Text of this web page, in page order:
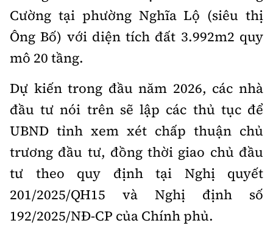
Cường tại phường Nghĩa Lộ (siêu thị
Ông Bố) với diện tích đất 3.992m2 quy
mô 20 tầng.
Dự kiến trong đầu năm 2026, các nhà
đầu tư nói trên sẽ lập các thủ tục để
UBND tỉnh xem xét chấp thuận chủ
trương đầu tư, đồng thời giao chủ đầu
tư theo quy định tại Nghị quyết
201/2025/QH15 và Nghị định số
192/2025/NĐ-CP của Chính phủ.